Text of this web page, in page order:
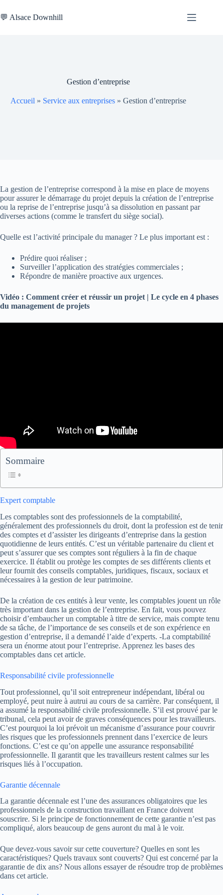
au
contenu
💬 Alsace Downhill
Gestion d’entreprise
Accueil » Service aux entreprises» Gestion d’entreprise
La gestion de l’entreprise correspond à la mise en place de moyens
pour assurer le démarrage du projet depuis la création de l’entreprise
ou la reprise de l’entreprise jusqu’à sa dissolution en passant par
diverses actions (comme le transfert du siège social).
Quelle est l’activité principale du manager ? Le plus important est :
Prédire quoi réaliser ;
Surveiller l’application des stratégies commerciales ;
Répondre de manière proactive aux urgences.
Vidéo : Comment créer et réussir un projet | Le cycle en 4 phases
du management de projets
Sommaire
Expert comptable
Les comptables sont des professionnels de la comptabilité,
généralement des professionnels du droit, dont la profession est de tenir
des comptes et d’assister les dirigeants d’entreprise dans la gestion
quotidienne de leurs entités. C’est un véritable partenaire du client et
peut s’assurer que ses comptes sont réguliers à la fin de chaque
exercice. Il établit ou protège les comptes de ses différents clients et
leur fournit des conseils comptables, juridiques, fiscaux, sociaux et
nécessaires à la gestion de leur patrimoine.
De la création de ces entités à leur vente, les comptables jouent un rôle
très important dans la gestion de l’entreprise. En fait, vous pouvez
choisir d’embaucher un comptable à titre de service, mais compte tenu
de sa tâche, de l’importance de ses conseils et de son expérience en
gestion d’entreprise, il a demandé l’aide d’experts. -La comptabilité
sera un énorme atout pour l’entreprise. Apprenez les bases des
comptables dans cet article.
Responsabilité civile professionnelle
Tout professionnel, qu’il soit entrepreneur indépendant, libéral ou
employé, peut nuire à autrui au cours de sa carrière. Par conséquent, il
a assumé la responsabilité civile professionnelle. S’il est prouvé par le
tribunal, cela peut avoir de graves conséquences pour les travailleurs.
C’est pourquoi la loi prévoit un mécanisme d’assurance pour couvrir
les risques que les professionnels prennent dans l’exercice de leurs
fonctions. C’est ce qu’on appelle une assurance responsabilité
professionnelle. Il garantit que les travailleurs restent calmes sur les
risques liés à l’occupation.
Garantie décennale
La garantie décennale est l’une des assurances obligatoires que les
professionnels de la construction travaillant en France doivent
souscrire. Si le principe de fonctionnement de cette garantie n’est pas
compliqué, alors beaucoup de gens auront du mal à le voir.
Que devez-vous savoir sur cette couverture? Quelles en sont les
caractéristiques? Quels travaux sont couverts? Qui est concerné par la
garantie de dix ans? Nous allons essayer de résoudre trop de problèmes
dans cet article.